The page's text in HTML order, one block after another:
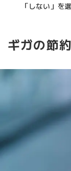
「しない」を
ギガの節